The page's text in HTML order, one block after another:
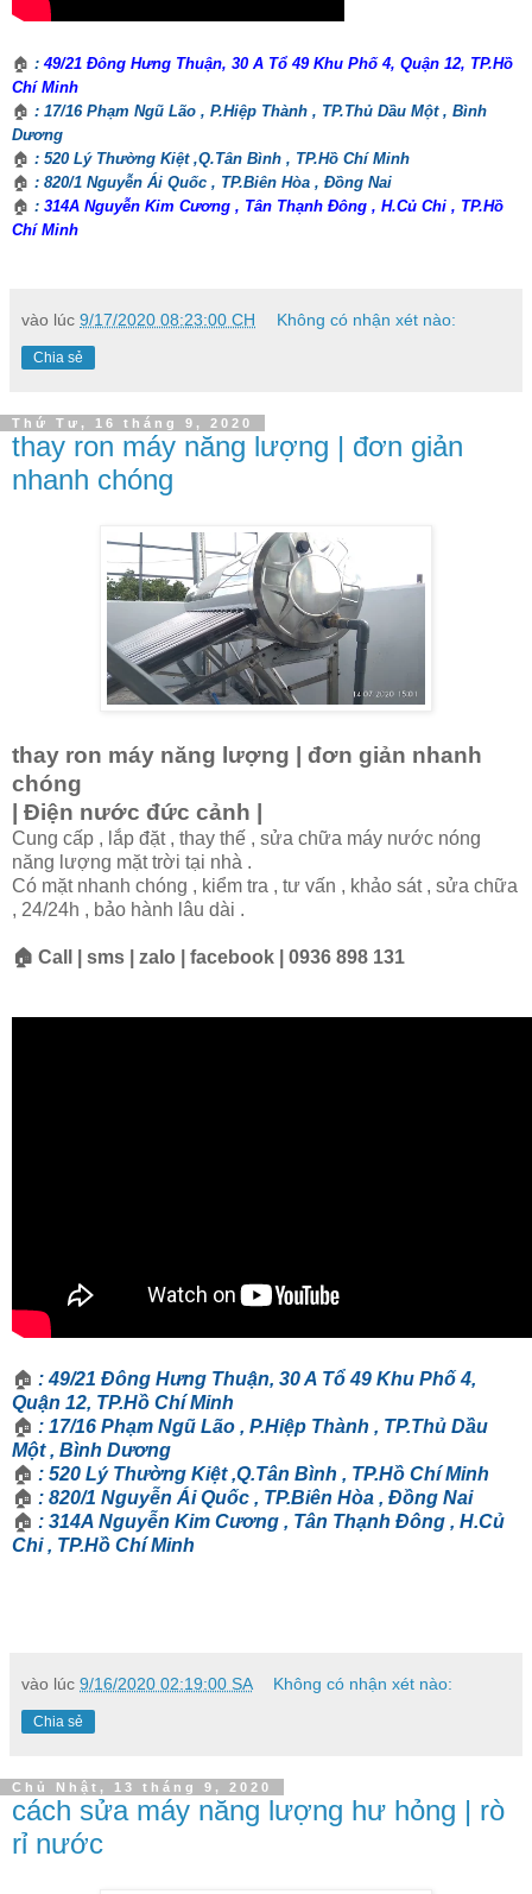
🏠 : 49/21 Đông Hưng Thuận, 30 A Tổ 49 Khu Phố 4, Quận 12, TP.Hồ
Chí Minh
🏠 : 17/16 Phạm Ngũ Lão , P.Hiệp Thành , TP.Thủ Dầu Một , Bình
Dương
🏠 : 520 Lý Thường Kiệt ,Q.Tân Bình , TP.Hồ Chí Minh
🏠 : 820/1 Nguyễn Ái Quốc , TP.Biên Hòa , Đồng Nai
🏠 : 314A Nguyễn Kim Cương , Tân Thạnh Đông , H.Củ Chi , TP.Hồ
Chí Minh
vào lúc 9/17/2020 08:23:00 CH Không có nhận xét nào:
Chia sẻ
Thứ Tư, 16 tháng 9, 2020
thay ron máy năng lượng | đơn giản
nhanh chóng
thay ron máy năng lượng | đơn giản nhanh
chóng
| Điện nước đức cảnh |
Cung cấp , lắp đặt , thay thế , sửa chữa máy nước nóng
năng lượng mặt trời tại nhà .
Có mặt nhanh chóng , kiểm tra , tư vấn , khảo sát , sửa chữa
, 24/24h , bảo hành lâu dài .
🏠 Call | sms | zalo | facebook | 0936 898 131
🏠 : 49/21 Đông Hưng Thuận, 30 A Tổ 49 Khu Phố 4,
Quận 12, TP.Hồ Chí Minh
🏠 : 17/16 Phạm Ngũ Lão , P.Hiệp Thành , TP.Thủ Dầu
Một , Bình Dương
🏠 : 520 Lý Thường Kiệt ,Q.Tân Bình , TP.Hồ Chí Minh
🏠 : 820/1 Nguyễn Ái Quốc , TP.Biên Hòa , Đồng Nai
🏠 : 314A Nguyễn Kim Cương , Tân Thạnh Đông , H.Củ
Chi , TP.Hồ Chí Minh
vào lúc 9/16/2020 02:19:00 SA Không có nhận xét nào:
Chia sẻ
Chủ Nhật, 13 tháng 9, 2020
cách sửa máy năng lượng hư hỏng | rò
rỉ nước